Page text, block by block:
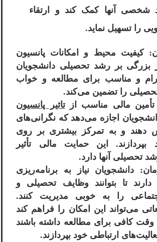
آنها کمک کند و ارتقاء
را تسهیل نماید.
کیفیت محیط و امکانات پانسیون
بزرگی بر رشد تحصیلی دانشجویان
و مناسب برای مطالعه و خواب
را تضمین می‌کند.
مالی مناسب ازتاثیر پانسیون
اجازه می‌دهد که نگرانی‌های
دهند و به تمرکز بیشتری بر روی
این حمایت مالی تأثیر
تحصیلی آنها دارد.
دانشجویان نیاز به برنامه‌ریزی
تا بتوانند وظایف تحصیلی و
را به خوبی مدیریت کنند.
می‌تواند این امکان را فراهم کند
وقت کافی برای مطالعه داشته باشند
ارتباطی خود بپردازند.